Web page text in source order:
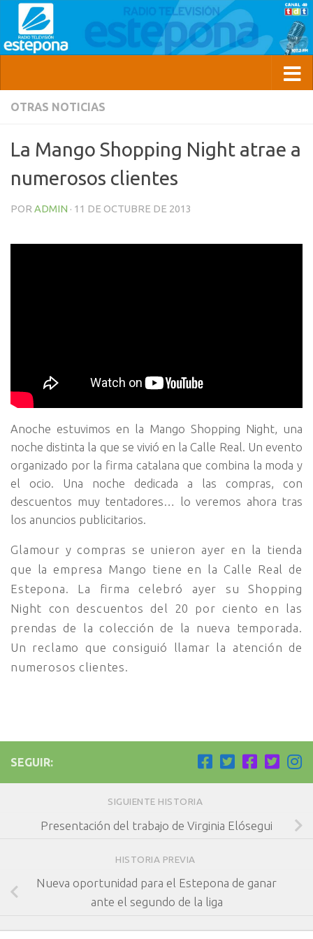
OTRAS NOTICIAS
La Mango Shopping Night atrae a
numerosos clientes
POR ADMIN · 11 DE OCTUBRE DE 2013
Anoche estuvimos en la Mango Shopping Night, una
noche distinta la que se vivió en la Calle Real. Un evento
organizado por la firma catalana que combina la moda y
el ocio. Una noche dedicada a las compras, con
descuentos muy tentadores… lo veremos ahora tras
los anuncios publicitarios.
Glamour y compras se unieron ayer en la tienda
que la empresa Mango tiene en la Calle Real de
Estepona. La firma celebró ayer su Shopping
Night con descuentos del 20 por ciento en las
prendas de la colección de la nueva temporada.
Un reclamo que consiguió llamar la atención de
numerosos clientes.
SEGUIR:
SIGUIENTE HISTORIA
Presentación del trabajo de Virginia Elósegui
HISTORIA PREVIA
Nueva oportunidad para el Estepona de ganar
ante el segundo de la liga